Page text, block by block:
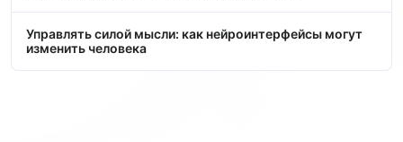
Управлять силой мысли: как нейроинтерфейсы могут
изменить человека